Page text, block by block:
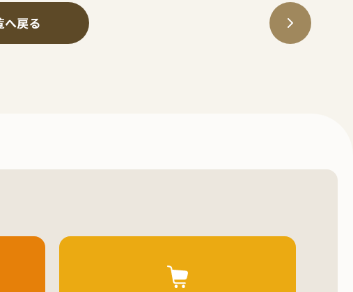
へ戻る